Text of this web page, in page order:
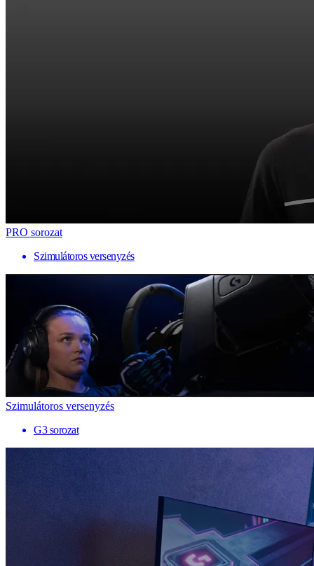
PRO sorozat
Szimulátoros versenyzés
Szimulátoros versenyzés
G3 sorozat